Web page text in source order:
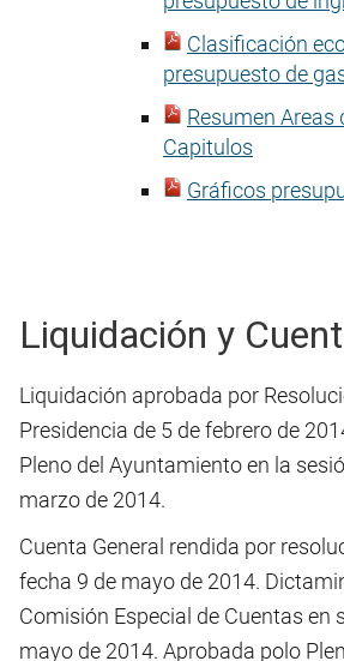
Clasificación
presupuesto de
Resumen Areas
Capitulos
Gráficos
Liquidación y
Liquidación aprobada por
Presidencia de 5 de febrero de
Pleno del Ayuntamiento en la
marzo de 2014.
Cuenta General rendida por
fecha 9 de mayo de 2014.
Comisión Especial de Cuentas en
mayo de 2014. Aprobada polo